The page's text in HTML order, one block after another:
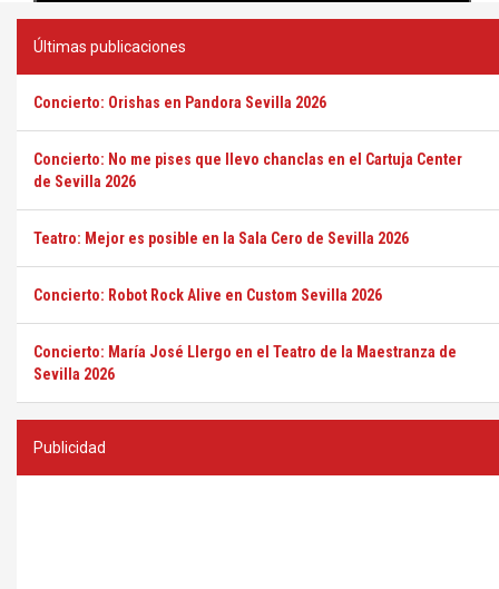
Últimas publicaciones
Concierto: Orishas en Pandora Sevilla 2026
Concierto: No me pises que llevo chanclas en el Cartuja Center
de Sevilla 2026
Teatro: Mejor es posible en la Sala Cero de Sevilla 2026
Concierto: Robot Rock Alive en Custom Sevilla 2026
Concierto: María José Llergo en el Teatro de la Maestranza de
Sevilla 2026
Publicidad